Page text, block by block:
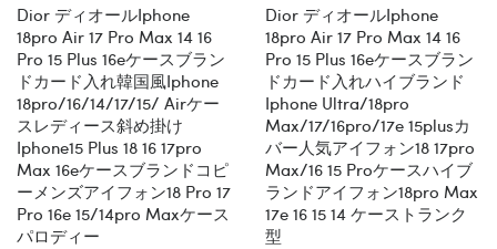
Dior ディオールiphone
18pro Air 17 Pro Max 14 16
Pro 15 Plus 16eケースブラン
ドカード入れ韓国風iphone
18pro/16/14/17/15/ Airケー
スレディース斜め掛け
Iphone15 Plus 18 16 17pro
Max 16eケースブランドコピ
ーメンズアイフォン18 Pro 17
Pro 16e 15/14pro Maxケース
パロディー
Dior ディオールiphone
18pro Air 17 Pro Max 14 16
Pro 15 Plus 16eケースブラン
ドカード入れハイブランド
Iphone Ultra/18pro
Max/17/16pro/17e 15plusカ
バー人気アイフォン18 17pro
Max/16 15 Proケースハイブ
ランドアイフォン18pro Max
17e 16 15 14 ケーストランク
型